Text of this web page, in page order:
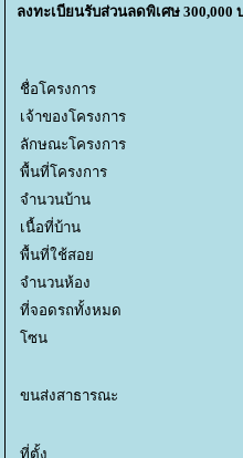
ลงทะเบียนรับส่วนลดพิเศษ 300,000
ชื่อโครงการ
เจ้าของโครงการ
ลักษณะโครงการ
พื้นที่โครงการ
จำนวนบ้าน
เนื้อที่บ้าน
พื้นที่ใช้สอ
จำนวนห้อง
ที่จอดรถทั้งหมด
ซน
ขนส่งสาธารณะ
ที่ตั้ง